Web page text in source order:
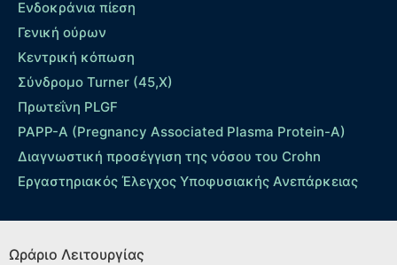
Ενδοκράνια πίεση
Γενική ούρων
Κεντρική κόπωση
Σύνδρομο Turner (45,X)
Πρωτεΐνη PLGF
PAPP-A (Pregnancy Associated Plasma Protein-A)
Διαγνωστική προσέγγιση της νόσου του Crohn
Εργαστηριακός Έλεγχος Υποφυσιακής Ανεπάρκειας
Ωράριο Λειτουργίας